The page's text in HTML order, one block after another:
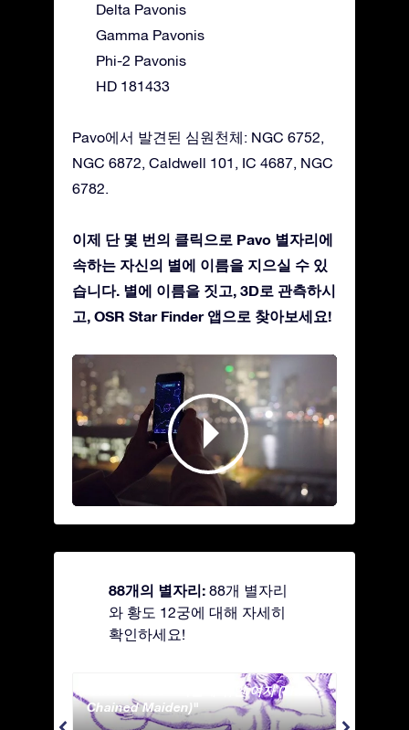
Delta Pavonis
Gamma Pavonis
Phi-2 Pavonis
HD 181433
Pavo에서 발견된 심원천체: NGC 6752,
NGC 6872, Caldwell 101, IC 4687, NGC
6782.
이제 단 몇 번의 클릭으로 Pavo 별자리에
속하는 자신의 별에 이름을 지으실 수 있
습니다. 별에 이름을 짓고, 3D로 관측하시
고, OSR Star Finder 앱으로 찾아보세요!
88개의 별자리: 88개 별자리
와 황도 12궁에 대해 자세히
확인하세요!
Andromeda - 사슬에 묶인 여자 (The
Chained Maiden)